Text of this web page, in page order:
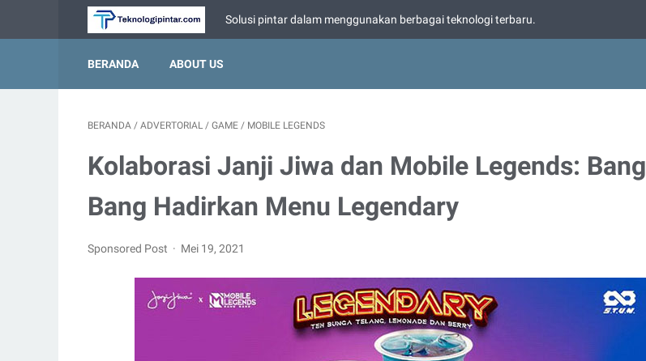
Solusi pintar dalam menggunakan berbagai teknologi terbaru.
BERANDA ABOUT US
BERANDA / ADVERTORIAL / GAME / MOBILE LEGENDS
Kolaborasi Janji Jiwa dan Mobile Legends: Bang
Bang Hadirkan Menu Legendary
Sponsored Post Mei 19, 2021